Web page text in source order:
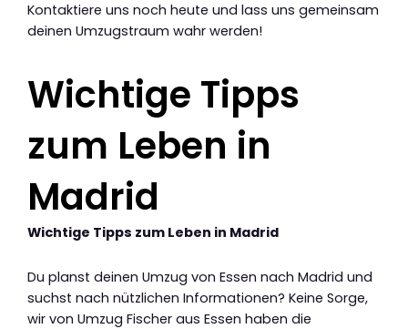
Kontaktiere uns noch heute und lass uns gemeinsam
deinen Umzugstraum wahr werden!
Wichtige Tipps
zum Leben in
Madrid
Wichtige Tipps zum Leben in Madrid
Du planst deinen Umzug von Essen nach Madrid und
suchst nach nützlichen Informationen? Keine Sorge,
wir von Umzug Fischer aus Essen haben die